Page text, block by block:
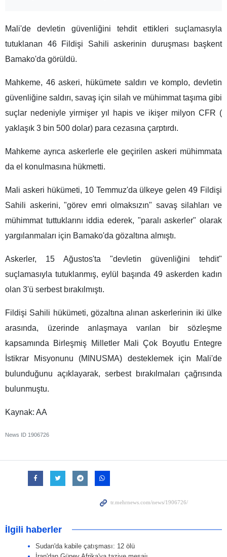
Mali'de devletin güvenliğini tehdit ettikleri suçlamasıyla
tutuklanan 46 Fildişi Sahili askerinin duruşması başkent
Bamako'da görüldü.
Mahkeme, 46 askeri, hükümete saldırı ve komplo, devletin
güvenliğine saldırı, savaş için silah ve mühimmat taşıma gibi
suçlar nedeniyle yirmişer yıl hapis ve ikişer milyon CFR (
yaklaşık 3 bin 500 dolar) para cezasına çarptırdı.
Mahkeme ayrıca askerlerle ele geçirilen askeri mühimmata
da el konulmasına hükmetti.
Mali askeri hükümeti, 10 Temmuz'da ülkeye gelen 49 Fildişi
Sahili askerini, "görev emri olmaksızın" savaş silahları ve
mühimmat tuttuklarını iddia ederek, "paralı askerler" olarak
yargılanmaları için Bamako'da gözaltına almıştı.
Askerler, 15 Ağustos'ta "devletin güvenliğini tehdit"
suçlamasıyla tutuklanmış, eylül başında 49 askerden kadın
olan 3'ü serbest bırakılmıştı.
Fildişi Sahili hükümeti, gözaltına alınan askerlerinin iki ülke
arasında, üzerinde anlaşmaya varılan bir sözleşme
kapsamında Birleşmiş Milletler Mali Çok Boyutlu Entegre
İstikrar Misyonunu (MINUSMA) desteklemek için Mali'de
bulunduğunu açıklayarak, serbest bırakılmaları çağrısında
bulunmuştu.
Kaynak: AA
News ID 1906726
İlgili haberler
Sudan'da kabile çatışması: 12 ölü